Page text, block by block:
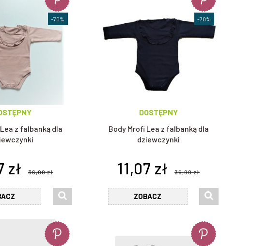
nie krępują ruchów, nie uciskają, a te uszyte z grubszych materiałów
takiego rozwiązania jest ochrona stópek dziecka przed zimnem.
odziać nasze dziecko od stóp do głów. W ofercie posiadamy m.in.
hiszpańskiej marki Mayoral.
z falbanką dla
zł 36,90 zł
-70%
DOSTĘPNY
Body Mrofi Lea z falbanką dla
dziewczynki
11,07 zł 36,90 zł
ZOBACZ
-70%